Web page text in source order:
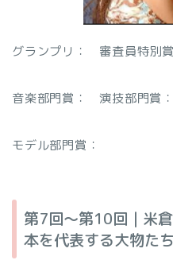
グランプリ： 審査員特別賞
音楽部門賞： 演技部門賞
モデル部門賞：
第7回〜第10回｜米
本を代表する大物たち